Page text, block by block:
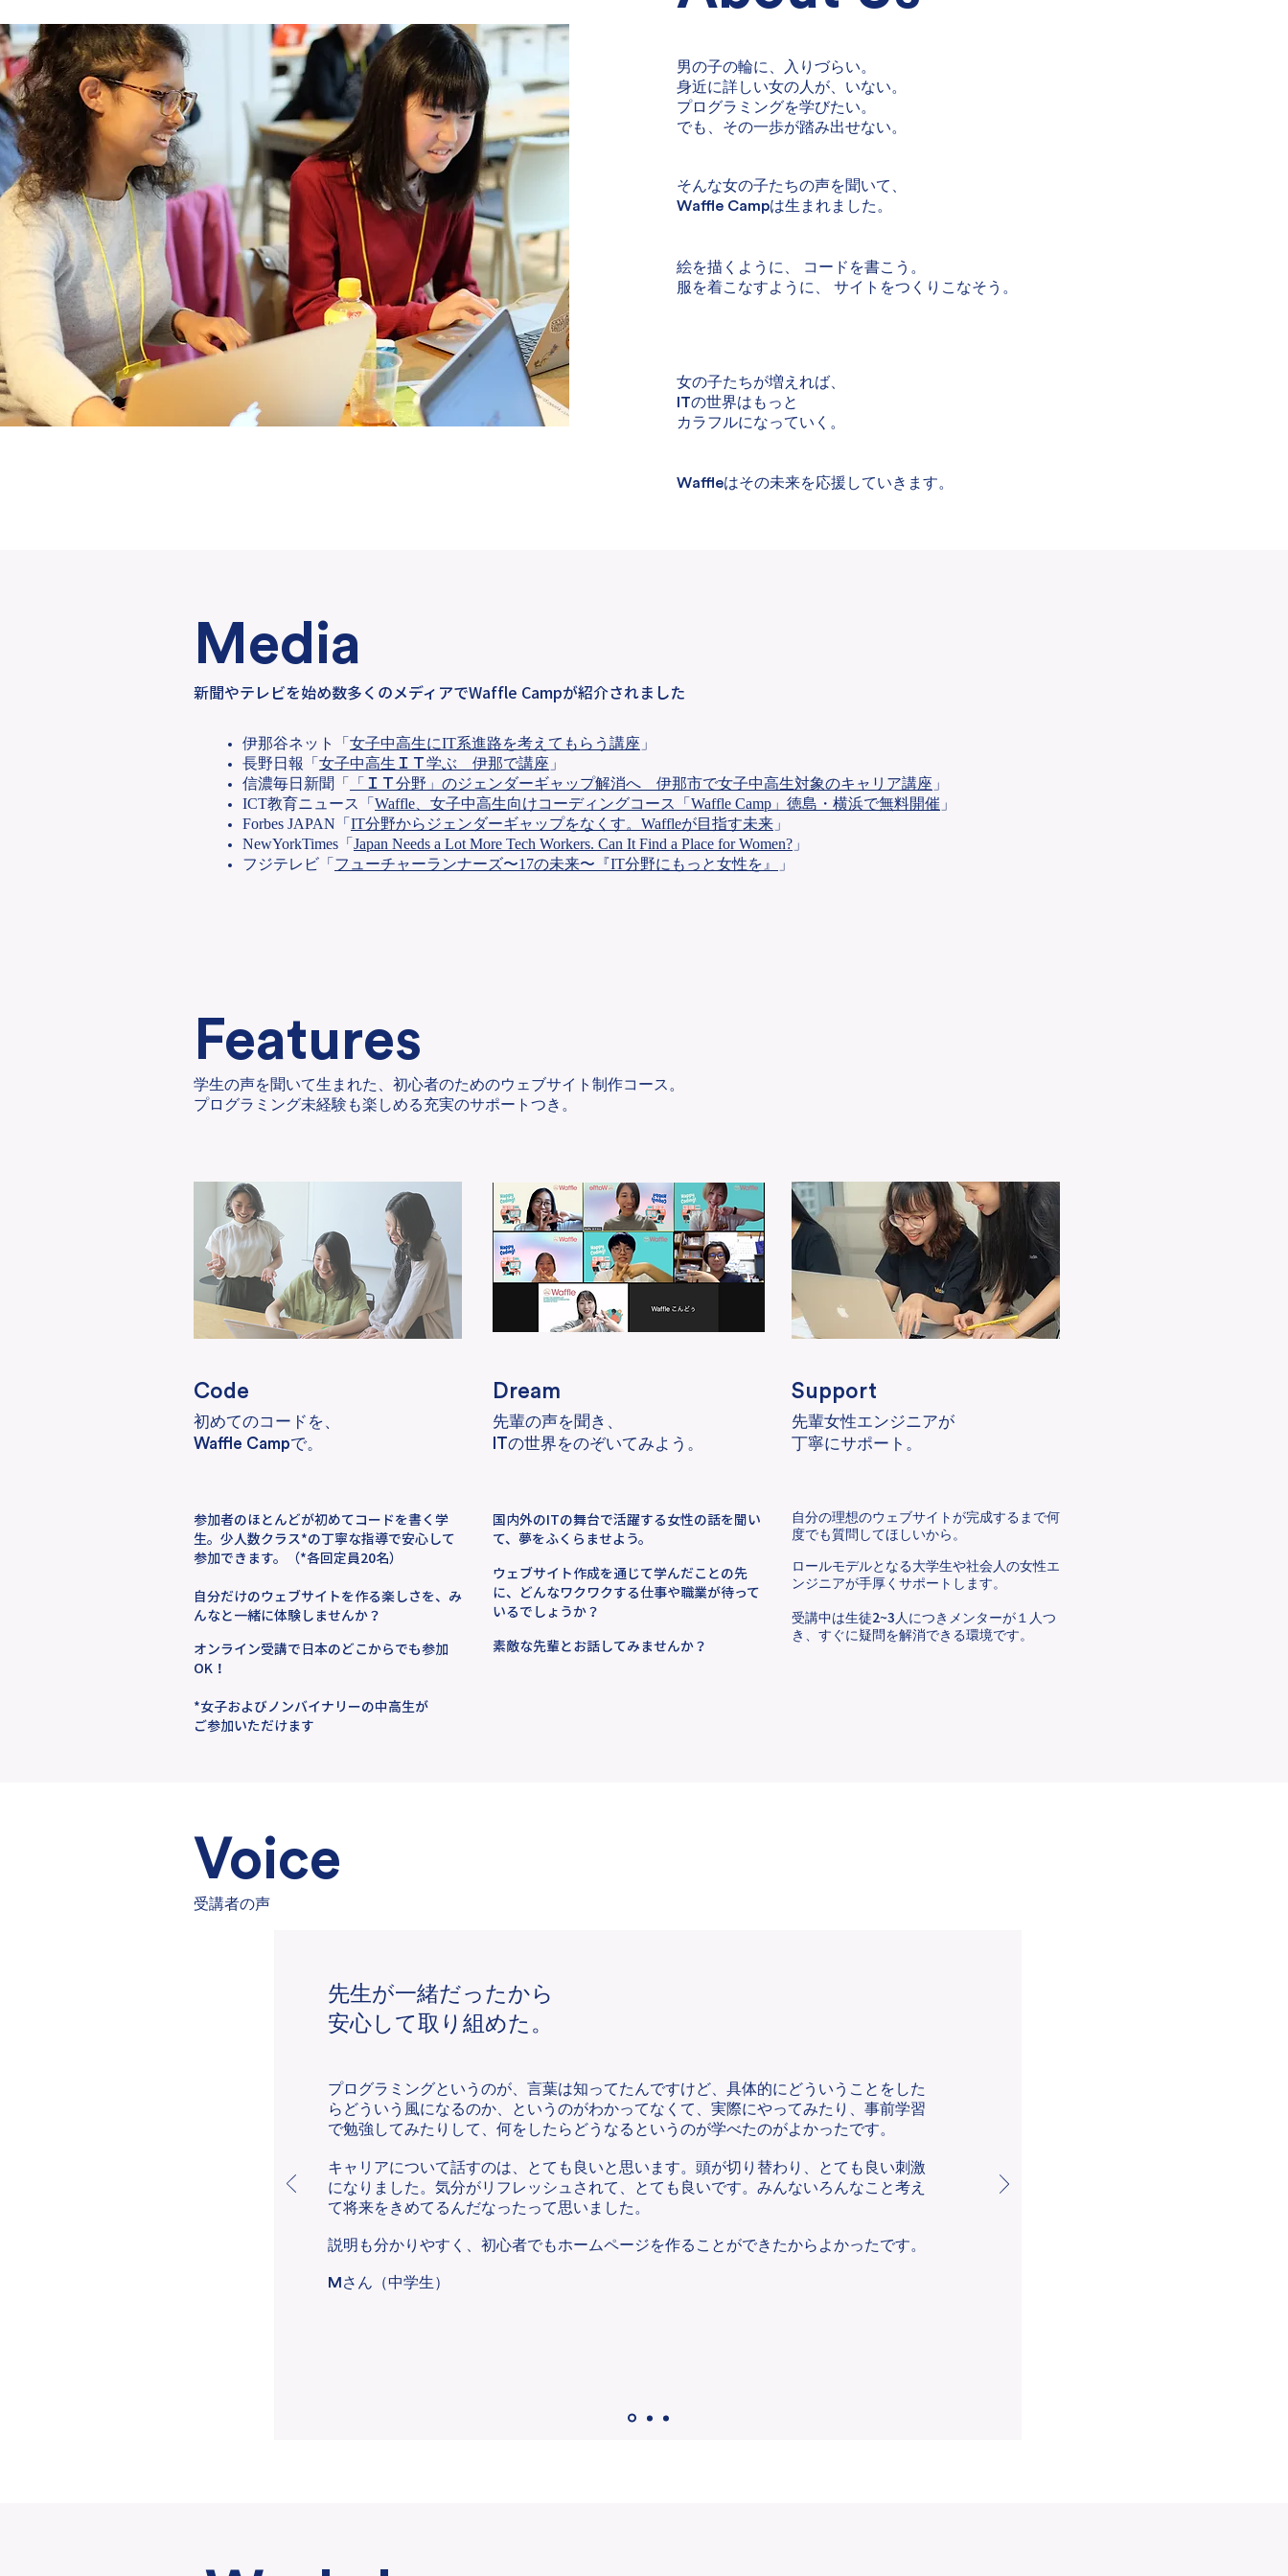
男の子の輪に、入りづらい。
身近に詳しい女の人が、いない。
プログラミングを学びたい。
でも、その一歩が踏み出せない。
そんな女の子たちの声を聞いて、
Waffle Campは生まれました。
絵を描くように、 コードを書こう。
服を着こなすように、 サイトをつくりこなそう。
女の子たちが増えれば、
ITの世界はもっと
カラフルになっていく。
Waffleはその未来を応援していきます。
Media
​新聞やテレビを始め数多くのメディアでWaffle Campが紹介されました
伊那谷ネット「 女子中高生にIT系進路を考えてもらう講座 」
長野日報「 女子中高生ＩＴ学ぶ 伊那で講座 」
信濃毎日新聞「
「ＩＴ分野」のジェンダーギャップ解消へ 伊那市で女子中高生対象のキャリア講座 」
ICT教育ニュース「 Waffle、女子中高生向けコーディングコース「Waffle Camp」徳島・横浜で無料開催 」
Forbes JAPAN「 IT分野からジェンダーギャップをなくす。Waffleが目指す未来 」
NewYorkTimes「 Japan Needs a Lot More Tech Workers. Can It Find a Place for Women? 」
フジテレビ「 フューチャーランナーズ〜17の未来〜『IT分野にもっと女性を』 」
Features
学生の声を聞いて生まれた、初心者のためのウェブサイト制作コース。
​プログラミング未経験も楽しめる充実のサポートつき。
Code
初めてのコードを、
Waffle Campで。
Dream
先輩の声を聞き、
ITの世界をのぞいてみよう。
Support
先輩女性エンジニアが
丁寧にサポート。
参加者のほとんどが初めてコードを書く学
生。少人数クラス*の丁寧な指導で安心して
参加できます。（*各回定員20名）
自分だけのウェブサイトを作る楽しさを、み
んなと一緒に体験しませんか？
オンライン受講で日本のどこからでも参加
OK！
*女子およびノンバイナリーの中高生が
ご参加いただけます
国内外のITの舞台で活躍する女性の話を聞い
て、夢をふくらませよう。
ウェブサイト作成を通じて学んだことの先
に、どんなワクワクする仕事や職業が待って
いるでしょうか？
素敵な先輩とお話してみませんか？
​自分の理想のウェブサイトが完成するまで何
度でも質問してほしいから。
​ロールモデルとなる大学生や社会人の女性エ
ンジニアが手厚くサポートします。
受講中は生徒2~3 人につきメンターが１人つ
き、すぐに疑問を解消できる環境です。
Voice
​受講者の声
​先生が一緒だったから
安心して取り組めた。
プログラミングというのが、言葉は知ってたんですけど、具体的にどういうことをした
らどういう風になるのか、というのがわかってなくて、実際にやってみたり、事前学習
で勉強してみたりして、何をしたらどうなるというのが学べたのがよかったです。
キャリアについて話すのは、とても良いと思います。頭が切り替わり、とても良い刺激
になりました。気分がリフレッシュされて、とても良いです。みんないろんなこと考え
て将来をきめてるんだなったって思いました。
説明も分かりやすく、初心者でもホームページを作ることができたからよかったです。
​M さん（中学生）